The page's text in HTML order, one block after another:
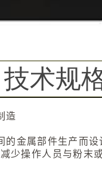
技术规
造
金属部件生产而
少操作人员与粉